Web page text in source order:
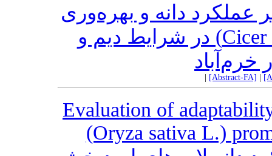
عملکرد دانه و بهره‌وری
آب دو رقم نخود (.Cicer arietinum L) در شرایط دیم و
خرم‌آباد
[Abstract-FA]
Evaluation of
(Oryza sativa L.)